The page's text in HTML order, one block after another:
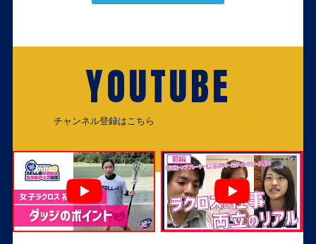
YOUTUBE
チャンネル登録はこちら